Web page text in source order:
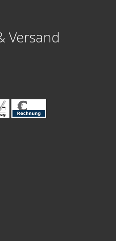
Versand